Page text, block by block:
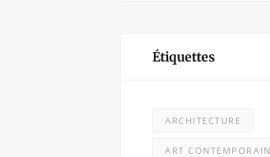
Étiquettes
ARCHITECTURE
ART CONTEMPORAIN